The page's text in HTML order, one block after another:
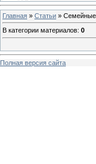
Главная » Статьи » Семейные
В категории материалов: 0
Полная версия сайта